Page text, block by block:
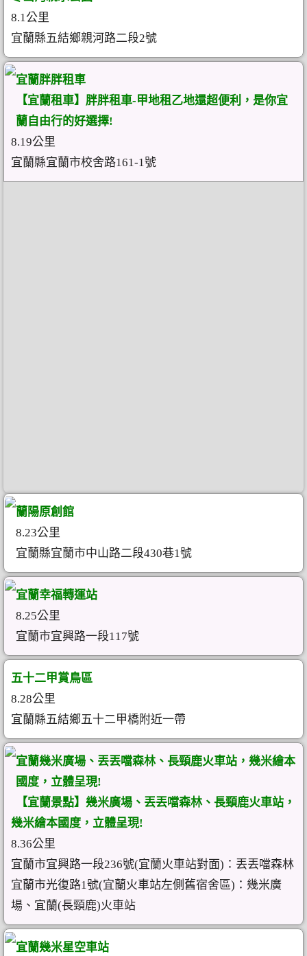
8.1公里
宜蘭縣五結鄉親河路二段2號
宜蘭胖胖租車
【宜蘭租車】胖胖租車-甲地租乙地還超便利，是你宜
蘭自由行的好選擇!
8.19公里
宜蘭縣宜蘭市校舍路161-1號
蘭陽原創館
8.23公里
宜蘭縣宜蘭市中山路二段430巷1號
宜蘭幸福轉運站
8.25公里
宜蘭市宜興路一段117號
五十二甲賞鳥區
8.28公里
宜蘭縣五結鄉五十二甲橋附近一帶
宜蘭幾米廣場、丟丟噹森林、長頸鹿火車站，幾米繪本
國度，立體呈現!
【宜蘭景點】幾米廣場、丟丟噹森林、長頸鹿火車站，
幾米繪本國度，立體呈現!
8.36公里
宜蘭市宜興路一段236號(宜蘭火車站對面)：丟丟噹森林
宜蘭市光復路1號(宜蘭火車站左側舊宿舍區)：幾米廣
場、宜蘭(長頸鹿)火車站
宜蘭幾米星空車站